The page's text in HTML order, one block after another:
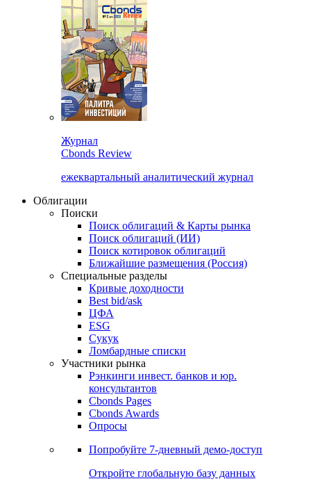
Журнал
Cbonds Review
ежеквартальный аналитический журнал
Облигации
Поиски
Поиск облигаций & Карты рынка
Поиск облигаций (ИИ)
Поиск котировок облигаций
Ближайшие размещения (Россия)
Специальные разделы
Кривые доходности
Best bid/ask
ЦФА
ESG
Сукук
Ломбардные списки
Участники рынка
Рэнкинги инвест. банков и юр.
консультантов
Cbonds Pages
Cbonds Awards
Опросы
Попробуйте 7-дневный демо-доступ
Откройте глобальную базу данных